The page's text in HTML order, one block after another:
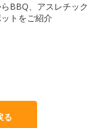
BBQ、アスレチック
トをご紹介
る